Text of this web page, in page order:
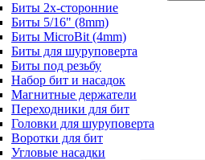
Биты 2х-сторонние
Биты 5/16" (8mm)
Биты MicroBit (4mm)
Биты для шуруповерта
Биты под резьбу
Набор бит и насадок
Магнитные держатели
Переходники для бит
Головки для шуруповерта
Воротки для бит
Угловые насадки